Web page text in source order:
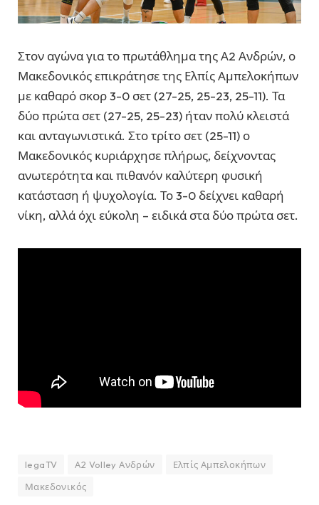
Στον αγώνα για το πρωτάθλημα της Α2 Ανδρών, ο
Μακεδονικός επικράτησε της Ελπίς Αμπελοκήπων
με καθαρό σκορ 3-0 σετ (27-25, 25-23, 25-11). Τα
δύο πρώτα σετ (27-25, 25-23) ήταν πολύ κλειστά
και ανταγωνιστικά. Στο τρίτο σετ (25-11) ο
Μακεδονικός κυριάρχησε πλήρως, δείχνοντας
ανωτερότητα και πιθανόν καλύτερη φυσική
κατάσταση ή ψυχολογία. Το 3-0 δείχνει καθαρή
νίκη, αλλά όχι εύκολη – ειδικά στα δύο πρώτα σετ.
legaTV Α2 Volley Ανδρών
Ελπίς Αμπελοκήπων
Μακεδονικός